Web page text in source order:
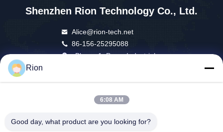
Shenzhen Rion Technology Co., Ltd.
Alice@rion-tech.net
86-156-25295088
Blocco 1, Parco Industriale
n, Cina
Rion
6:08 AM
Good day, what product are you looking for?